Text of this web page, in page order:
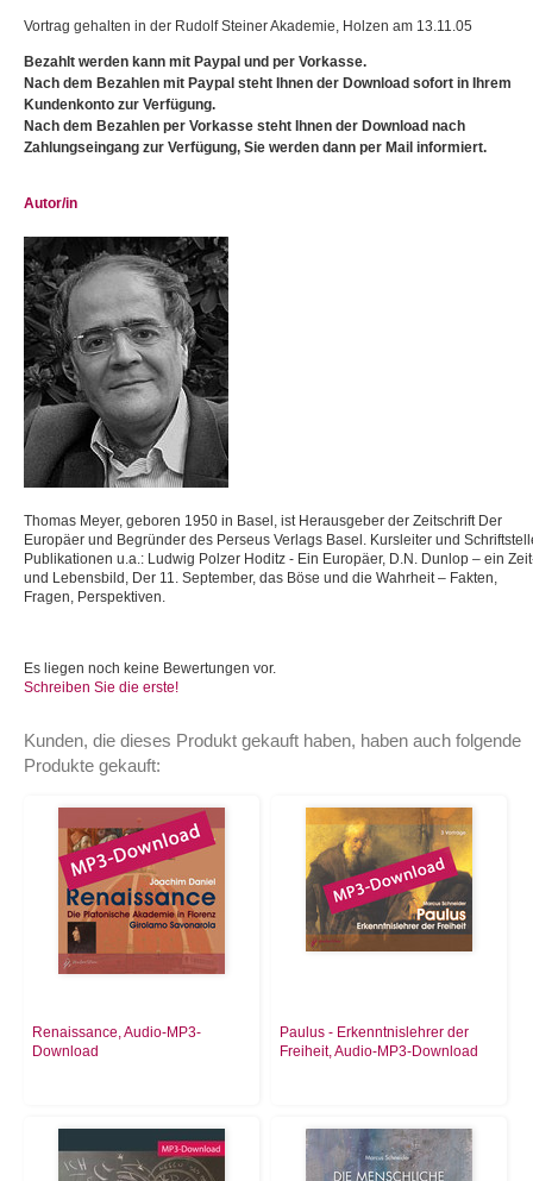
Vortrag gehalten in der Rudolf Steiner Akademie, Holzen am 13.11.05
Bezahlt werden kann mit Paypal und per Vorkasse.
Nach dem Bezahlen mit Paypal steht Ihnen der Download sofort in Ihrem
Kundenkonto zur Verfügung.
Nach dem Bezahlen per Vorkasse steht Ihnen der Download nach
Zahlungseingang zur Verfügung, Sie werden dann per Mail informiert.
Autor/in
Thomas Meyer, geboren 1950 in Basel, ist Herausgeber der Zeitschrift Der
Europäer und Begründer des Perseus Verlags Basel. Kursleiter und
Publikationen u.a.: Ludwig Polzer Hoditz - Ein Europäer, D.N. Dunlop – ein
und Lebensbild, Der 11. September, das Böse und die Wahrheit – Fakten,
Fragen, Perspektiven.
Es liegen noch keine Bewertungen vor.
Schreiben Sie die erste!
Kunden, die dieses Produkt gekauft haben, haben auch folgende
Produkte gekauft:
Renaissance, Audio-MP3-
Download
Paulus - Erkenntnislehrer der
Freiheit, Audio-MP3-Download